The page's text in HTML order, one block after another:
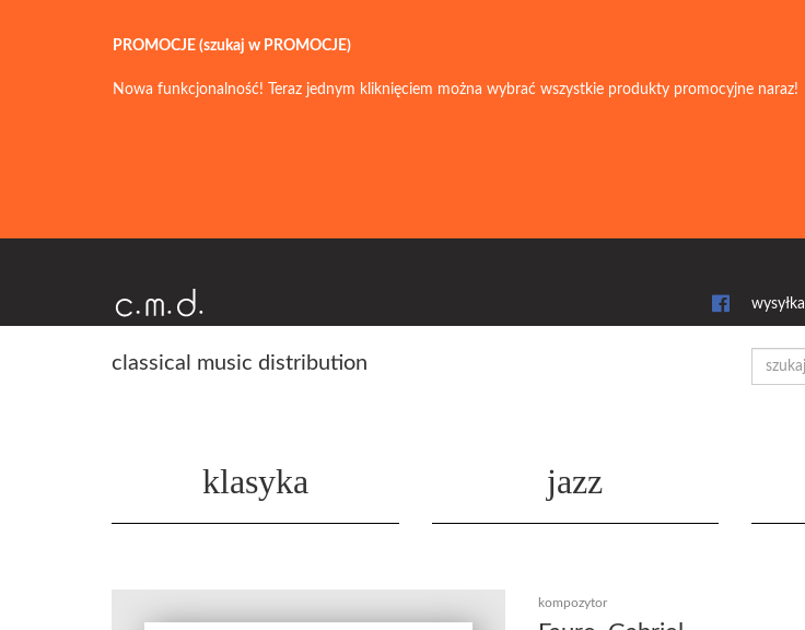
PROMOCJE (szukaj w PROMOCJE)
Nowa funkcjonalność! Teraz jednym kliknięciem można wybrać wszystkie produkty promocyjne naraz!
wysyłka
classical music distribution
klasyka jazz
kompozytor